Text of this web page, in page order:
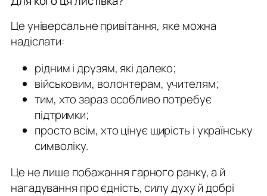
Це універсальне привітання, яке можна
надіслати:
рідним і друзям, які далеко;
військовим, волонтерам, учителям;
тим, хто зараз особливо потребує
підтримки;
просто всім, хто цінує щирість і українську
символіку.
Це не лише побажання гарного ранку, а й
нагадування про єдність, силу духу й добрі